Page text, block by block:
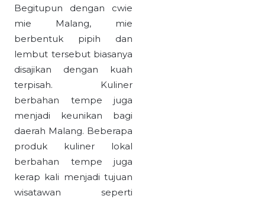
Begitupun dengan cwie
mie Malang, mie
berbentuk pipih dan
lembut tersebut biasanya
disajikan dengan kuah
terpisah. Kuliner
berbahan tempe juga
menjadi keunikan bagi
daerah Malang. Beberapa
produk kuliner lokal
berbahan tempe juga
kerap kali menjadi tujuan
wisatawan seperti